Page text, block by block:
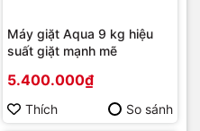
Máy giặt Aqua 9 kg hiệu
suất giặt mạnh mẽ
5.400.000₫
Thích So sánh